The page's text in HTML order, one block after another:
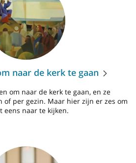
naar de kerk te gaan
om naar de kerk te gaan, en ze
of per gezin. Maar hier zijn er zes om
eens naar te kijken.